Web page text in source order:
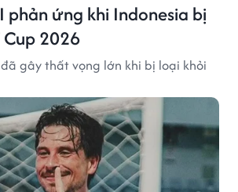
phản ứng khi Indonesia bị
Cup 2026
gây thất vọng lớn khi bị loại khỏi